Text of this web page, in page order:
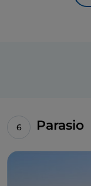
Parasio